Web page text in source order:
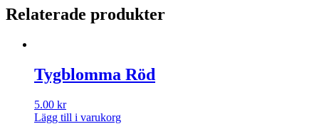
Relaterade produkter
Tygblomma Röd
5.00 kr
Lägg till i varukorg